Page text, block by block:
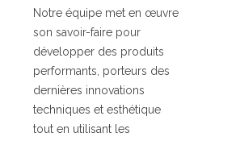
Notre équipe met en œuvre
son savoir-faire pour
développer des produits
performants, porteurs des
dernières innovations
techniques et esthétique
tout en utilisant les